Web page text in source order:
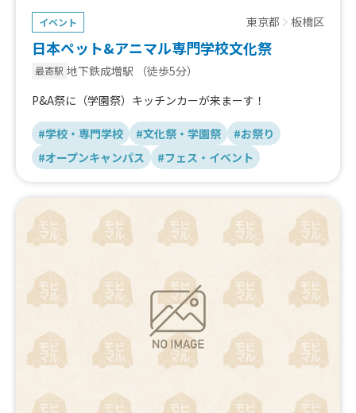
イベント 東京都 板橋区
日本ペット&アニマル専門学校文化祭
最寄駅 地下鉄成増駅
（徒歩5分）
P&A祭に（学園祭）キッチンカーが来まーす！
#学校・専門学校 #文化祭・学園祭
#お祭り
#オープンキャンパス
#フェス・イベント